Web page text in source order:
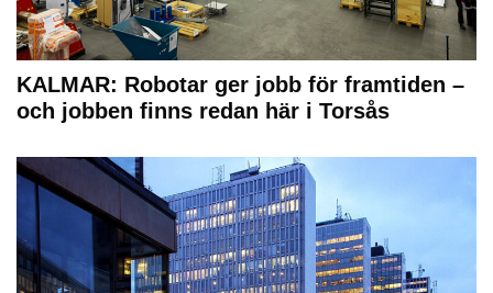
KALMAR: Robotar ger jobb för framtiden –
och jobben finns redan här i Torsås